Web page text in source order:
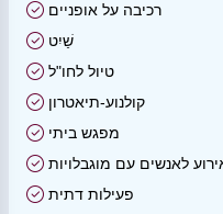
רכיבה על אופניים
שַׁיִט
טיול לחו"ל
קולנוע-תיאטרון
מפגש ביתי
לאנשים עם מוגבלויות
פעילות דתית